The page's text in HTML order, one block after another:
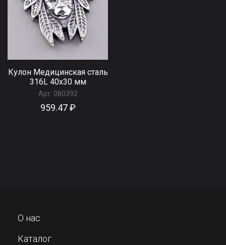
Кулон Медицинская сталь
316L 40х30 мм
Арт: 080392
959.47 ₽
О нас
Каталог